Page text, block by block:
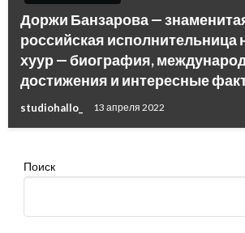
Доржи Банзарова —
российская исполнительница
хуур — биография,
достижения и интересные
studiohallo_ 13 апреля 2022
Поиск